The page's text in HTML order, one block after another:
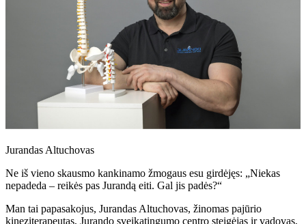
Jurandas Altuchovas
Ne iš vieno skausmo kankinamo žmogaus esu girdėjęs: „Niekas
nepadeda – reikės pas Jurandą eiti. Gal jis padės?“
Man tai papasakojus, Jurandas Altuchovas, žinomas pajūrio
kineziterapeutas, Jurando sveikatingumo centro steigėjas ir vadovas,